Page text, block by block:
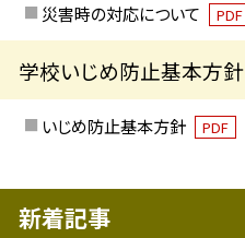
災害時の対応について PDF
学校いじめ防止基本方針
いじめ防止基本方針 PDF
新着記事